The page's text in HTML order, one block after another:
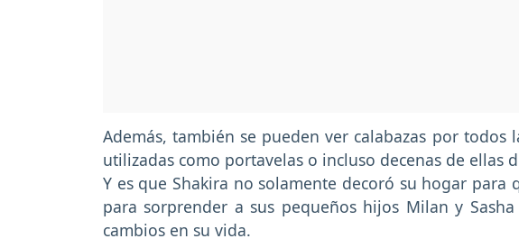
Además, también se pueden ver calabazas por
utilizadas como portavelas o incluso decenas de ellas
Y es que Shakira no solamente decoró su hogar
para sorprender a sus pequeños hijos Milan y
cambios en su vida.